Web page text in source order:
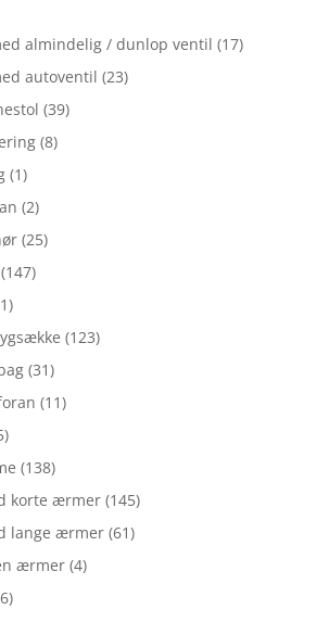
almindelig / dunlop ventil (17)
autoventil (23)
(39)
(8)
(1)
(2)
(25)
(147)
(123)
(31)
(11)
(138)
korte ærmer (145)
lange ærmer (61)
ærmer (4)